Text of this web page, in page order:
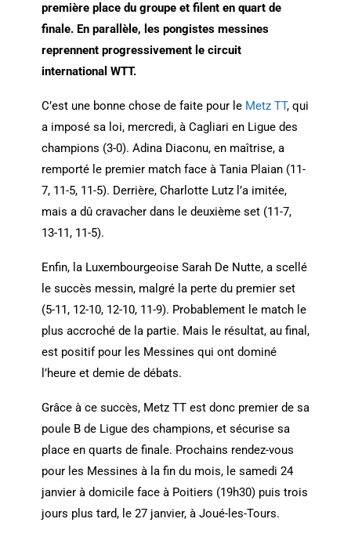
première place du groupe et filent en quart de
finale. En parallèle, les pongistes messines
reprennent progressivement le circuit
international WTT.
C’est une bonne chose de faite pour le Metz TT, qui
a imposé sa loi, mercredi, à Cagliari en Ligue des
champions (3-0). Adina Diaconu, en maîtrise, a
remporté le premier match face à Tania Plaian (11-
7, 11-5, 11-5). Derrière, Charlotte Lutz l’a imitée,
mais a dû cravacher dans le deuxième set (11-7,
13-11, 11-5).
Enfin, la Luxembourgeoise Sarah De Nutte, a scellé
le succès messin, malgré la perte du premier set
(5-11, 12-10, 12-10, 11-9). Probablement le match le
plus accroché de la partie. Mais le résultat, au final,
est positif pour les Messines qui ont dominé
l’heure et demie de débats.
Grâce à ce succès, Metz TT est donc premier de sa
poule B de Ligue des champions, et sécurise sa
place en quarts de finale. Prochains rendez-vous
pour les Messines à la fin du mois, le samedi 24
janvier à domicile face à Poitiers (19h30) puis trois
jours plus tard, le 27 janvier, à Joué-les-Tours.